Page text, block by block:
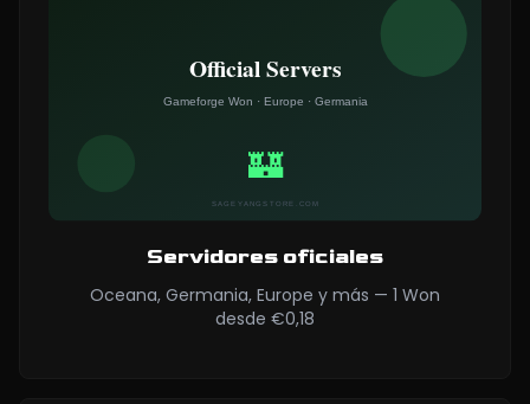
Servidores oficiales
Oceana, Germania, Europe y más — 1 Won
desde €0,18